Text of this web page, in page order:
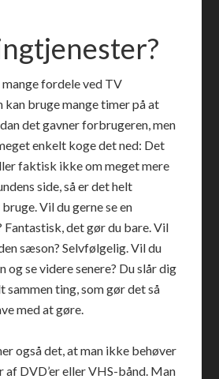
fordele ved TV
kan bruge mange timer på at
det gavner forbrugeren, men
enkelt koge det ned: Det
faktisk ikke om meget mere
side, så er det helt
Vil du gerne se en
det gør du bare. Vil
sæson? Selvfølgelig. Vil du
og se videre senere? Du slår dig
sammen ting, som gør det så
med at gøre.
også det, at man ikke behøver
DVD’er eller VHS-bånd. Man